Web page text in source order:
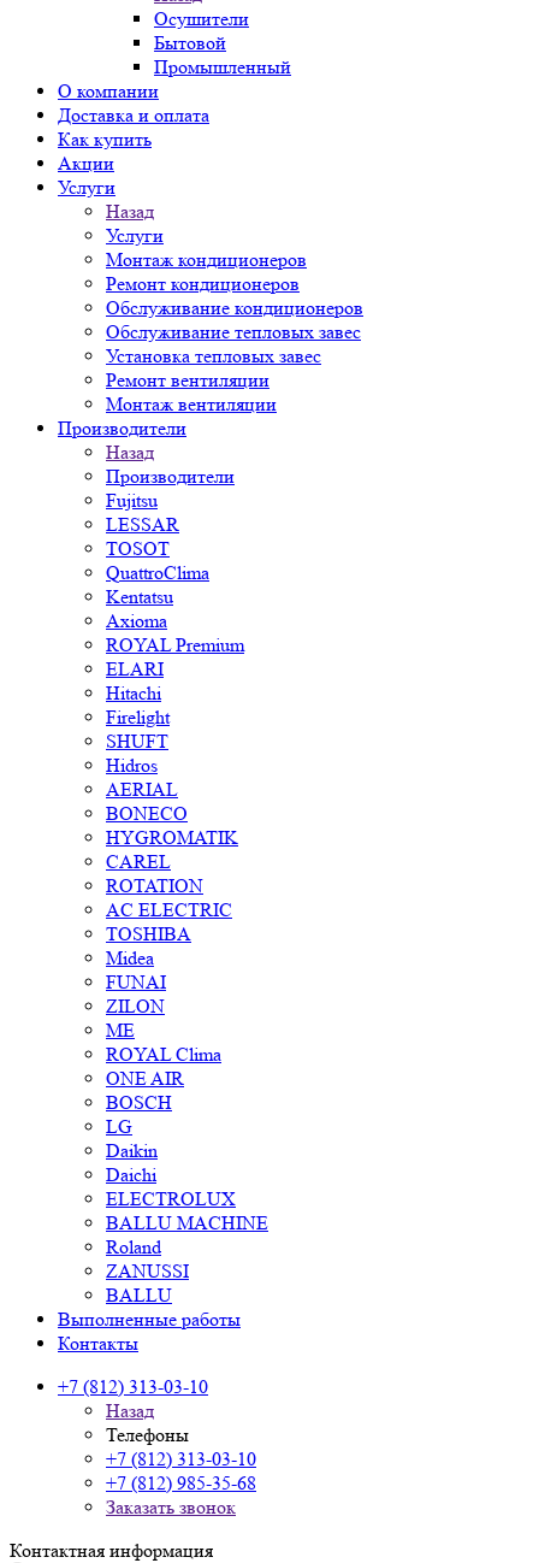
Осушители
Бытовой
Промышленный
О компании
Доставка и оплата
Как купить
Акции
Услуги
Назад
Услуги
Монтаж кондиционеров
Ремонт кондиционеров
Обслуживание кондиционеров
Обслуживание тепловых завес
Установка тепловых завес
Ремонт вентиляции
Монтаж вентиляции
Производители
Назад
Производители
Fujitsu
LESSAR
TOSOT
QuattroClima
Kentatsu
Axioma
ROYAL Premium
ELARI
Hitachi
Firelight
SHUFT
Hidros
AERIAL
BONECO
HYGROMATIK
CAREL
ROTATION
AC ELECTRIC
TOSHIBA
Midea
FUNAI
ZILON
ME
ROYAL Clima
ONE AIR
BOSCH
LG
Daikin
Daichi
ELECTROLUX
BALLU MACHINE
Roland
ZANUSSI
BALLU
Выполненные работы
Контакты
+7 (812) 313-03-10
Назад
Телефоны
+7 (812) 313-03-10
+7 (812) 985-35-68
Заказать звонок
Контактная информация